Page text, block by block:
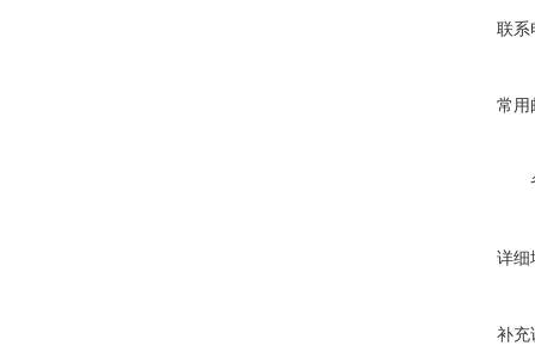
联系
常用
详细
补充